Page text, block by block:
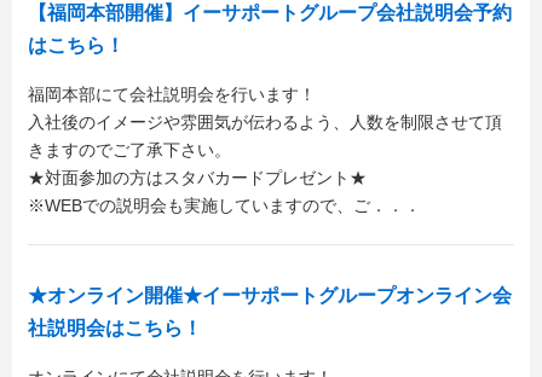
【福岡本部開催】イーサポートグループ会社説明会予約
はこちら！
福岡本部にて会社説明会を行います！
入社後のイメージや雰囲気が伝わるよう、人数を制限させて頂
きますのでご了承下さい。
★対面参加の方はスタバカードプレゼント★
※WEBでの説明会も実施していますので、ご．．．
★オンライン開催★イーサポートグループオンライン会
社説明会はこちら！